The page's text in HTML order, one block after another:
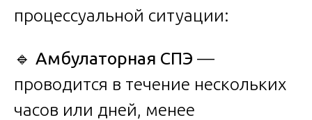
процессуальной ситуации:
🔹 Амбулаторная СПЭ —
проводится в течение нескольких
часов или дней, менее